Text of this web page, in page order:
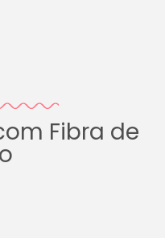
Fibra de